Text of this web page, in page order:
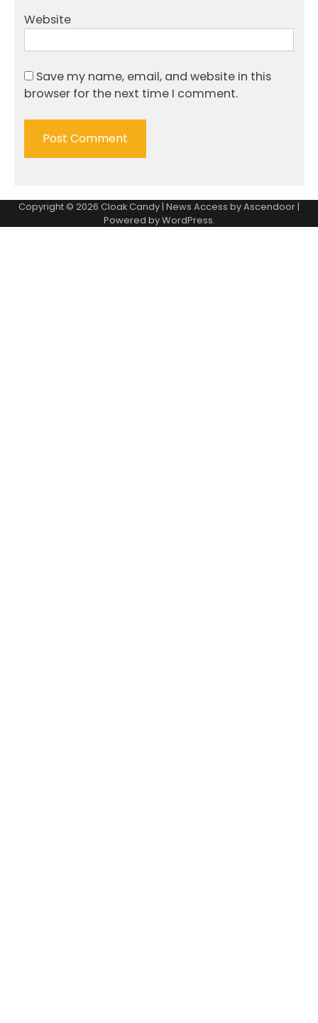
Website
Save my name, email, and website in this
browser for the next time I comment.
Copyright © 2026 Cloak Candy| News Access byAscendoor|
Powered byWordPress.